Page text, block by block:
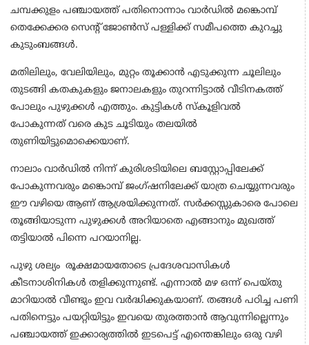
ചമ്പക്കുളം പഞ്ചായത്ത് പതിനൊന്നാം വാര്‍ഡില്‍ മങ്കൊമ്പ്
തെക്കേക്കര സെന്റ് ജോണ്‍സ് പള്ളിക്ക് സമീപത്തെ കുറച്ചു
കുടുംബങ്ങള്‍.
മതിലിലും, വേലിയിലും, മുറ്റം തൂക്കാന്‍ എടുക്കുന്ന ചൂലിലും
തുടങ്ങി കതകുകളും ജനാലകളും തുറന്നിട്ടാല്‍ വീടിനകത്ത്
പോലും പുഴുക്കള്‍ എത്തും. കുട്ടികള്‍ സ്‌കൂളിവല്‍
പോകുന്നത് വരെ കുട ചൂടിയും തലയില്‍
തുണിയിട്ടുമൊക്കെയാണ്.
നാലാം വാര്‍ഡില്‍ നിന്ന് കുരിശടിയിലെ ബസ്റ്റോപ്പിലേക്ക്
പോകുന്നവരും മങ്കൊമ്പ് ജംഗ്ഷനിലേക്ക് യാത്ര ചെയ്യുന്നവരും
ഈ വഴിയെ ആണ് ആശ്രയിക്കുന്നത്. സര്‍ക്കസ്സുകാരെ പോലെ
തൂങ്ങിയാടുന്ന പുഴുക്കള്‍ അറിയാതെ എങ്ങാനും മുഖത്ത്
തട്ടിയാല്‍ പിന്നെ പറയാനില്ല.
പുഴു ശല്യം രൂക്ഷമായതോടെ പ്രദേശവാസികള്‍
കീടനാശിനികള്‍ തളിക്കുന്നുണ്ട്. എന്നാല്‍ മഴ ഒന്ന് പെയ്തു
മാറിയാല്‍ വീണ്ടും ഇവ വര്‍ദ്ധിക്കുകയാണ്. തങ്ങള്‍ പഠിച്ച പണി
പതിനെട്ടും പയറ്റിയിട്ടും ഇവയെ തുരത്താന്‍ ആവുന്നില്ലെന്നും
പഞ്ചായത്ത് ഇക്കാര്യത്തില്‍ ഇടപെട്ട് എന്തെങ്കിലും ഒരു വഴി